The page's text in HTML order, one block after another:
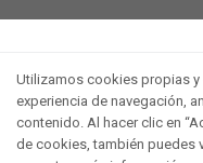
Utilizamos cookies propias
experiencia de navegación,
contenido. Al hacer clic en
de cookies, también puedes